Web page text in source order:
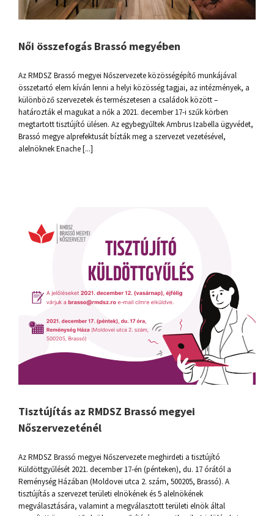
Női összefogás Brassó megyében
Az RMDSZ Brassó megyei Nőszervezete közösségépítő munkájával
összetartó elem kíván lenni a helyi közösség tagjai, az intézmények, a
különböző szervezetek és természetesen a családok között –
határozták el magukat a nők a 2021. december 17-i szűk körben
megtartott tisztújító ülésen. Az egybegyűltek Ambrus Izabella ügyvédet,
Brassó megye alprefektusát bízták meg a szervezet vezetésével,
alelnöknek Enache [...]
Tisztújítás az RMDSZ Brassó megyei
Nőszervezeténél
Az RMDSZ Brassó megyei Nőszervezete meghirdeti a tisztújító
Küldöttgyűlését 2021. december 17-én (pénteken), du. 17 órától a
Reménység Házában (Moldovei utca 2. szám, 500205, Brassó). A
tisztújítás a szervezet területi elnökének és 5 alelnökének
megválasztására, valamint a megválasztott területi elnök által